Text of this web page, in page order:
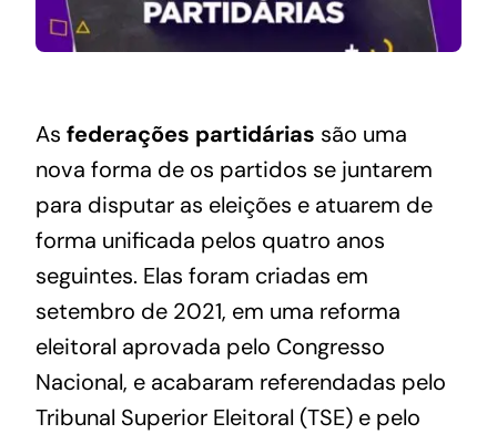
As federações partidárias são uma
nova forma de os partidos se juntarem
para disputar as eleições e atuarem de
forma unificada pelos quatro anos
seguintes. Elas foram criadas em
setembro de 2021, em uma reforma
eleitoral aprovada pelo Congresso
Nacional, e acabaram referendadas pelo
Tribunal Superior Eleitoral (TSE) e pelo